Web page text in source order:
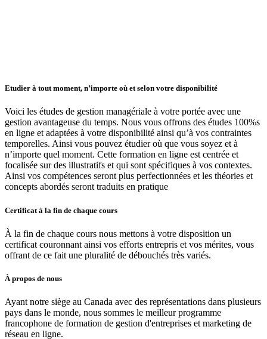
Etudier à tout moment, n’importe où et selon votre disponibilité
Voici les études de gestion managériale à votre portée avec une
gestion avantageuse du temps. Nous vous offrons des études 100%s
en ligne et adaptées à votre disponibilité ainsi qu’à vos contraintes
temporelles. Ainsi vous pouvez étudier où que vous soyez et à
n’importe quel moment. Cette formation en ligne est centrée et
focalisée sur des illustratifs et qui sont spécifiques à vos contextes.
Ainsi vos compétences seront plus perfectionnées et les théories et
concepts abordés seront traduits en pratique
Certificat à la fin de chaque cours
À la fin de chaque cours nous mettons à votre disposition un
certificat couronnant ainsi vos efforts entrepris et vos mérites, vous
offrant de ce fait une pluralité de débouchés très variés.
À propos de nous
Ayant notre siège au Canada avec des représentations dans plusieurs
pays dans le monde, nous sommes le meilleur programme
francophone de formation de gestion d'entreprises et marketing de
réseau en ligne.